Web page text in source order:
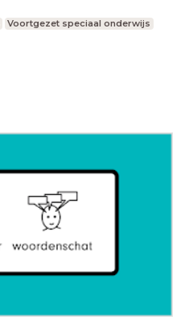
Voortgezet speciaal onderwijs